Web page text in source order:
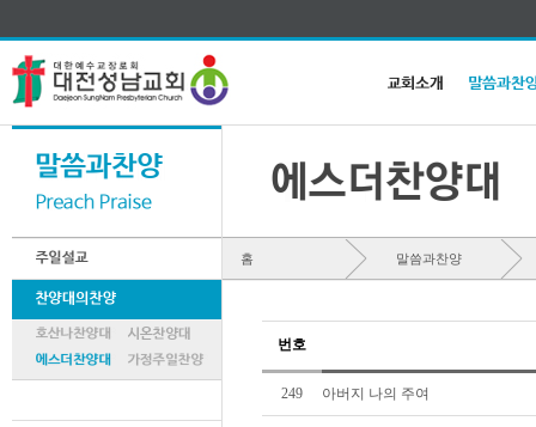
홈 말씀과찬양
번호
249 아버지 나의 주여